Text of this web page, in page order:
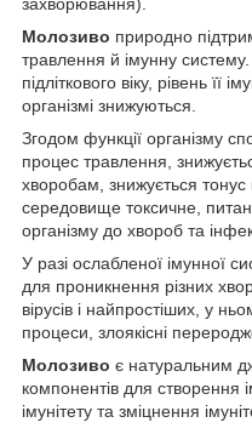
захворювання).
Молозиво природно
травлення й імунну
підліткового віку, рівень її
організмі знижуються.
Згодом функції організму
процес травлення,
хворобам, знижується тонус
середовище токсичне,
організму до хвороб та
У разі ослабленої імунної
для проникнення різних
вірусів і найпростіших, у
процеси, злоякісні
Молозиво є натуральним
компонентів для створення
імунітету та зміцнення